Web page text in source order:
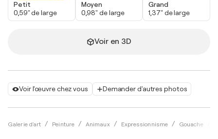
Voir l'œuvre chez vous Demander d'autres photos
Galerie d'art Peinture Animaux Expressionnisme Gouache
Petit
0,59" de large
Moyen
0,98" de large
Grand
1,37" de large
Voir en 3D